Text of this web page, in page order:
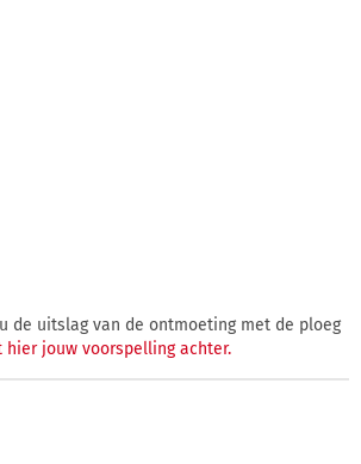
de uitslag van de ontmoeting met de ploeg
hier jouw voorspelling achter.